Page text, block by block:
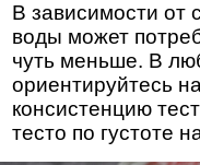
В зависимости от
воды может
чуть меньше. В
ориентируйтесь
консистенцию
тесто по густоте